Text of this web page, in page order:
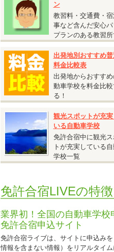
◆広島県 竹原自動車学校◆
『期間限定割引 普通AT車 5,000円
●受付開始日：2026年7月27日から
入校日：9月13日～10月31日の期間の
【女性の方必見！女性割と併用で最
●入校日：9月13日～9月19日の期間の
●入校日：9月20日～10月31日の期間
『自炊シングルおすすめ入校
◆静岡県 静岡菊川自動車学校◆
『自炊シングルおすすめ入校日』
●入校日：9月22日～12月14日の期間
■自炊シングル
※自動二輪免許所持も同料金となりま
◆仮免許申請交付料金は別途必要です
2026.05.08
『25歳以下限定 校内宿舎入
ン
教習料・交通費・宿
事など含んだ安心パ
プランのある教習
出発地別おすすめ
料金比較表
出発地からおすすめ
動車学校を料金比較
る！
観光スポットが充実
いる自動車学校
免許合宿中に観光ス
トが充実している
学校一覧
免許合宿LIVEの特徴
業界初！全国の自動車学
免許合宿申込サイト
免許合宿ライブは、サイトに申込み
情報を含まない情報）をリアルタイム